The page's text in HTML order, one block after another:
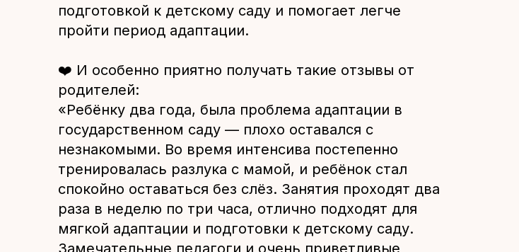
подготовкой к детскому саду и помогает легче
пройти период адаптации.
❤️ И особенно приятно получать такие отзывы от
родителей:
«Ребёнку два года, была проблема адаптации в
государственном саду — плохо оставался с
незнакомыми. Во время интенсива постепенно
тренировалась разлука с мамой, и ребёнок стал
спокойно оставаться без слёз. Занятия проходят два
раза в неделю по три часа, отлично подходят для
мягкой адаптации и подготовки к детскому саду.
Замечательные педагоги и очень приветливые